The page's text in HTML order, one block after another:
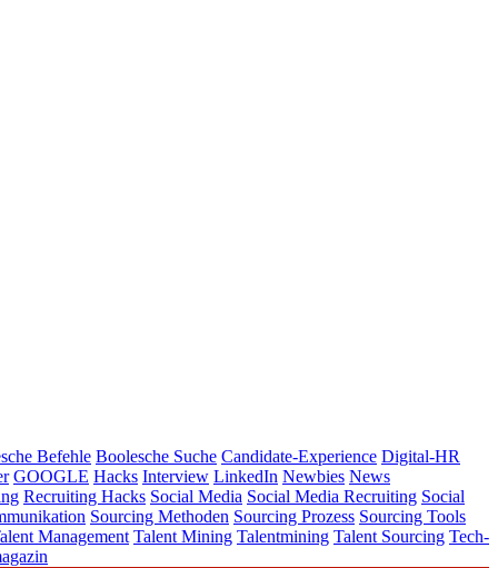
Befehle Boolesche Suche Candidate-Experience Digital-HR
GOOGLE Hacks Interview LinkedIn Newbies News
Recruiting Hacks Social Media Social Media Recruiting Social
Sourcing Methoden Sourcing Prozess Sourcing Tools
Management Talent Mining Talentmining Talent Sourcing Tech-